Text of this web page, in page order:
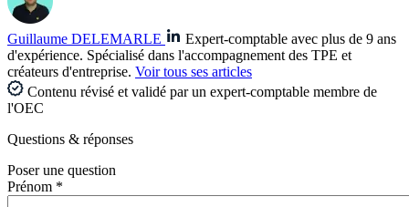
Guillaume DELEMARLE
Expert-comptable avec plus de 9 ans
d'expérience. Spécialisé dans l'accompagnement des TPE et
créateurs d'entreprise. Voir tous ses articles
Contenu révisé et validé par un expert-comptable membre de
l'OEC
Questions & réponses
Poser une question
Prénom *